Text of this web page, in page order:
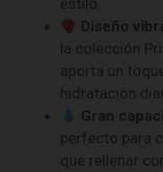
Diseño
la colección
aporta un
hidratación
Gran
perfecto para
que rellenar